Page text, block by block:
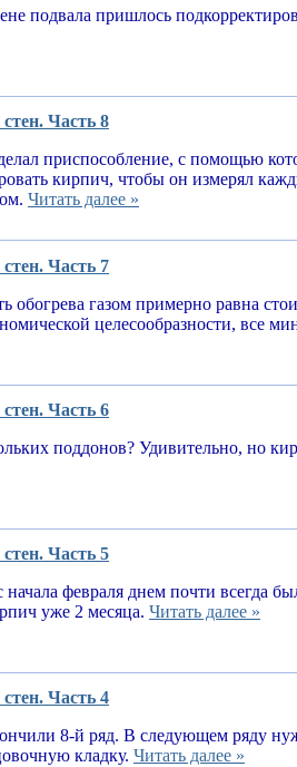
подвала пришлось
Часть 8
приспособление, с помощью
кирпич, чтобы он измерял
Читать далее »
Часть 7
обогрева газом примерно равна
целесообразности, все
Часть 6
поддонов? Удивительно, но
Часть 5
февраля днем почти всегда
уже 2 месяца. Читать далее »
Часть 4
8-й ряд. В следующем ряду
кладку. Читать далее »